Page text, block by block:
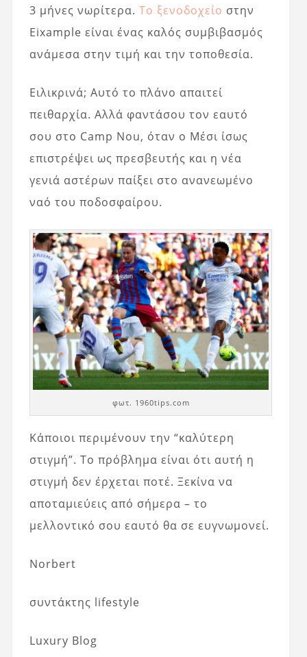
3 μήνες νωρίτερα. Το ξενοδοχείο στην
Eixample είναι ένας καλός συμβιβασμός
ανάμεσα στην τιμή και την τοποθεσία.
Ειλικρινά; Αυτό το πλάνο απαιτεί
πειθαρχία. Αλλά φαντάσου τον εαυτό
σου στο Camp Nou, όταν ο Μέσι ίσως
επιστρέψει ως πρεσβευτής και η νέα
γενιά αστέρων παίξει στο ανανεωμένο
ναό του ποδοσφαίρου.
φωτ. 1960tips.com
Κάποιοι περιμένουν την “καλύτερη
στιγμή”. Το πρόβλημα είναι ότι αυτή η
στιγμή δεν έρχεται ποτέ. Ξεκίνα να
αποταμιεύεις από σήμερα – το
μελλοντικό σου εαυτό θα σε ευγνωμονεί.
Norbert
συντάκτης lifestyle
Luxury Blog